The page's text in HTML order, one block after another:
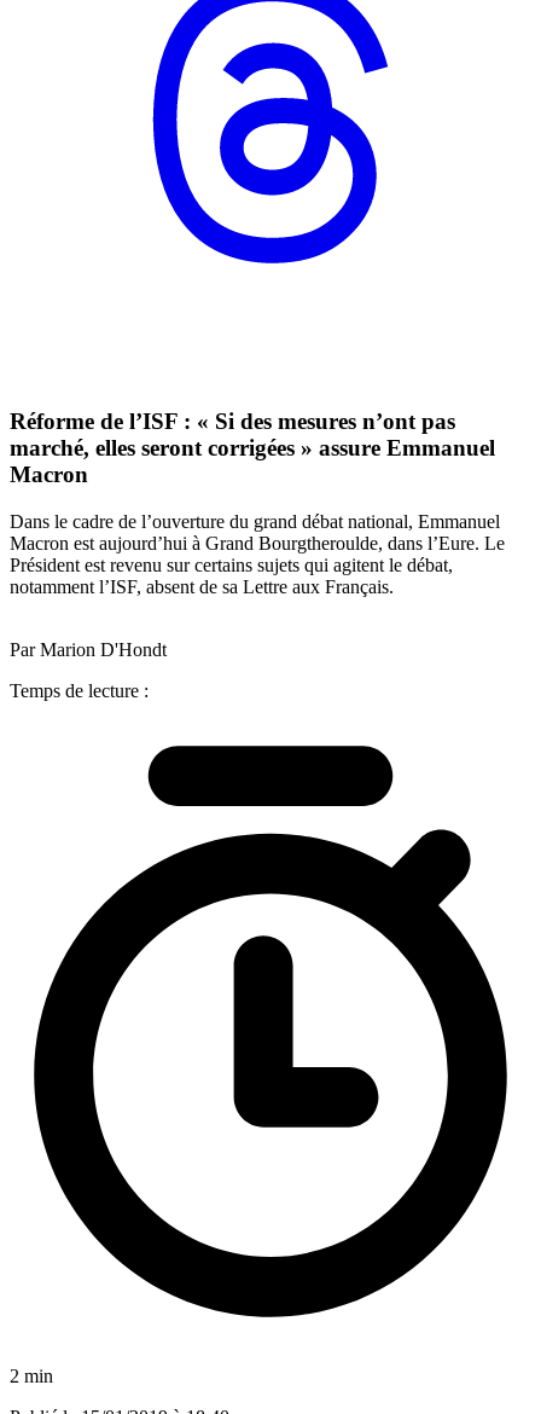
Réforme de l’ISF : « Si des mesures n’ont pas
marché, elles seront corrigées » assure Emmanuel
Macron
Dans le cadre de l’ouverture du grand débat national, Emmanuel
Macron est aujourd’hui à Grand Bourgtheroulde, dans l’Eure. Le
Président est revenu sur certains sujets qui agitent le débat,
notamment l’ISF, absent de sa Lettre aux Français.
Par Marion D'Hondt
Temps de lecture :
2 min